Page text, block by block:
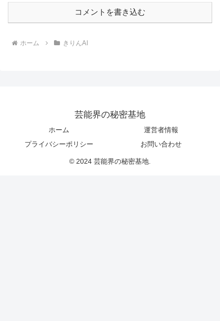
コメントを書き込む
ホーム きりんAI
芸能界の秘密基地
ホーム
運営者情報
プライバシーポリシー
お問い合わせ
© 2024 芸能界の秘密基地.